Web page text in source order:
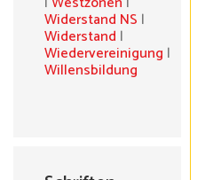
Widerstand NS |
Widerstand |
Wiedervereinigung |
Willensbildung